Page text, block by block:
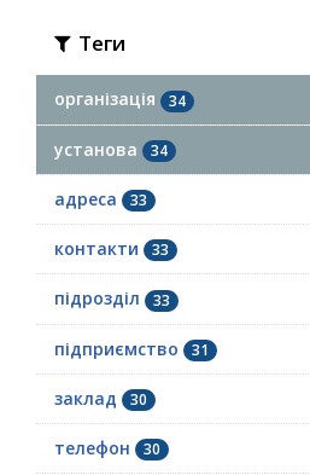
Теги
організація 34
установа 34
адреса 33
контакти 33
підрозділ 33
підприємство 31
заклад 30
телефон 30